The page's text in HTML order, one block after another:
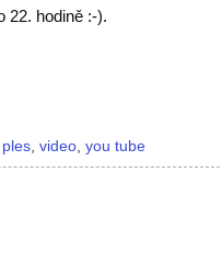
22. hodině :-).
,video,you tube